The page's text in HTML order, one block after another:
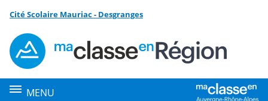
Menu de la rubrique
Contenu
Cité Scolaire Mauriac - Desgranges
MENU